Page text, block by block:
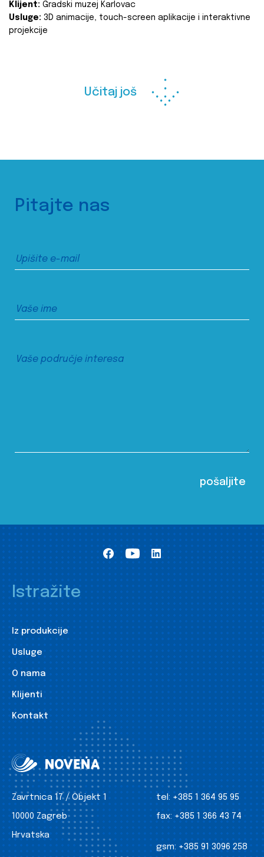
Klijent: Gradski muzej Karlovac
Usluge: 3D animacije, touch-screen aplikacije i interaktivne
projekcije
Učitaj još
Pitajte nas
Istražite
Iz produkcije
Usluge
O nama
Klijenti
Kontakt
Zavrtnica 17 / Objekt 1
10000 Zagreb
Hrvatska
tel: +385 1 364 95 95
fax: +385 1 366 43 74
gsm: +385 91 3096 258